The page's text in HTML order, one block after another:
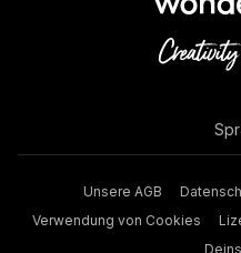
Unsere AGB
Verwendung von Cookies